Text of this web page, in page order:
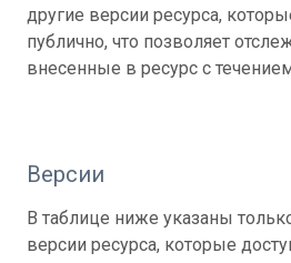
другие версии ресурса,
публично, что позволяет
внесенные в ресурс с
Версии
В таблице ниже указаны
версии ресурса, которые